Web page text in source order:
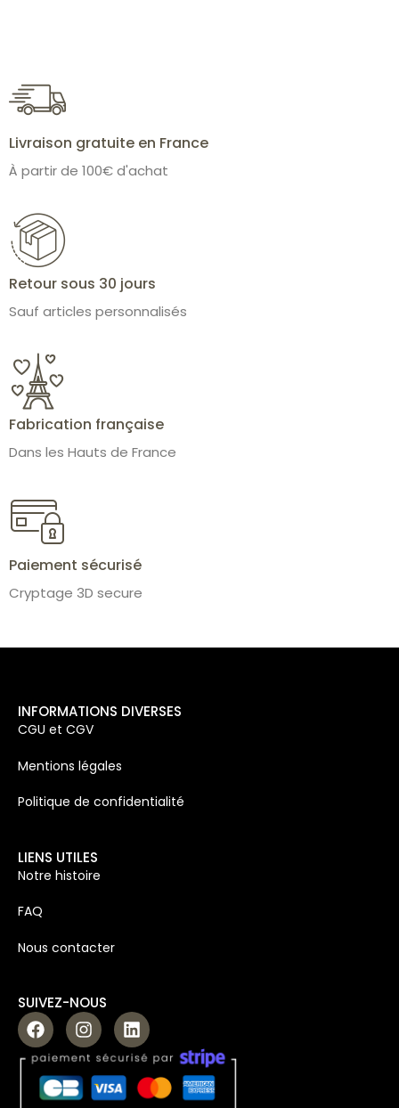
Livraison gratuite en France
À partir de 100€ d'achat
Retour sous 30 jours
Sauf articles personnalisés
Fabrication française
Dans les Hauts de France
Paiement sécurisé
Cryptage 3D secure
INFORMATIONS DIVERSES
CGU et CGV
Mentions légales
Politique de confidentialité
LIENS UTILES
Notre histoire
FAQ
Nous contacter
SUIVEZ-NOUS